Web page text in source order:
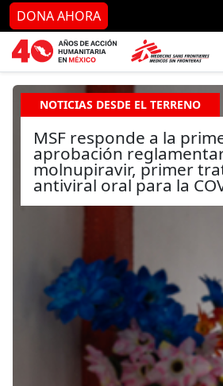
Ir al contenido principal
DONA AHORA
NOTICIAS DESDE EL TERRENO
MSF responde a la
aprobación
molnupiravir, primer
antiviral oral para la